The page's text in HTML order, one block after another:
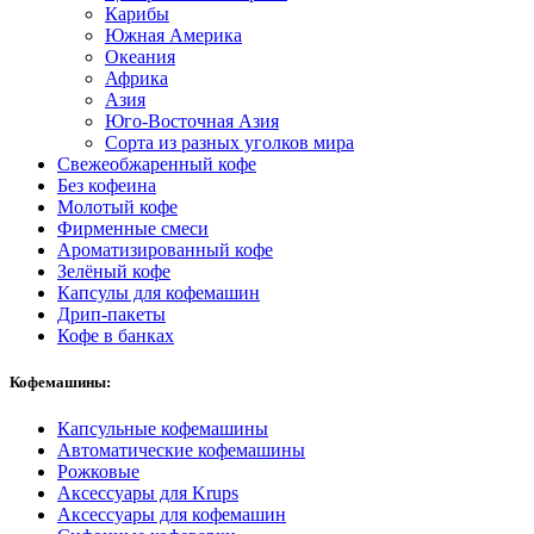
Карибы
Южная Америка
Океания
Африка
Азия
Юго-Восточная Азия
Сорта из разных уголков мира
Свежеобжаренный кофе
Без кофеина
Молотый кофе
Фирменные смеси
Ароматизированный кофе
Зелёный кофе
Капсулы для кофемашин
Дрип-пакеты
Кофе в банках
Кофемашины:
Капсульные кофемашины
Автоматические кофемашины
Рожковые
Аксессуары для Krups
Аксессуары для кофемашин